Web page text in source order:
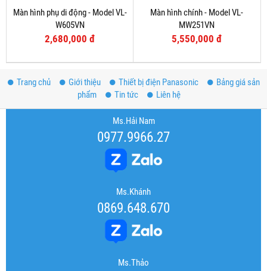
Màn hình phụ di động - Model VL-
W605VN
2,680,000 đ
Màn hình chính - Model VL-
MW251VN
5,550,000 đ
Trang chủ Giới thiệu Thiết bị điện Panasonic
Bảng giá sản
phẩm
Tin tức Liên hệ
Ms.Hải Nam
0977.9966.27
Ms.Khánh
0869.648.670
Ms.Thảo